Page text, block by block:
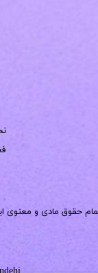
حقوق مادی و معنوی